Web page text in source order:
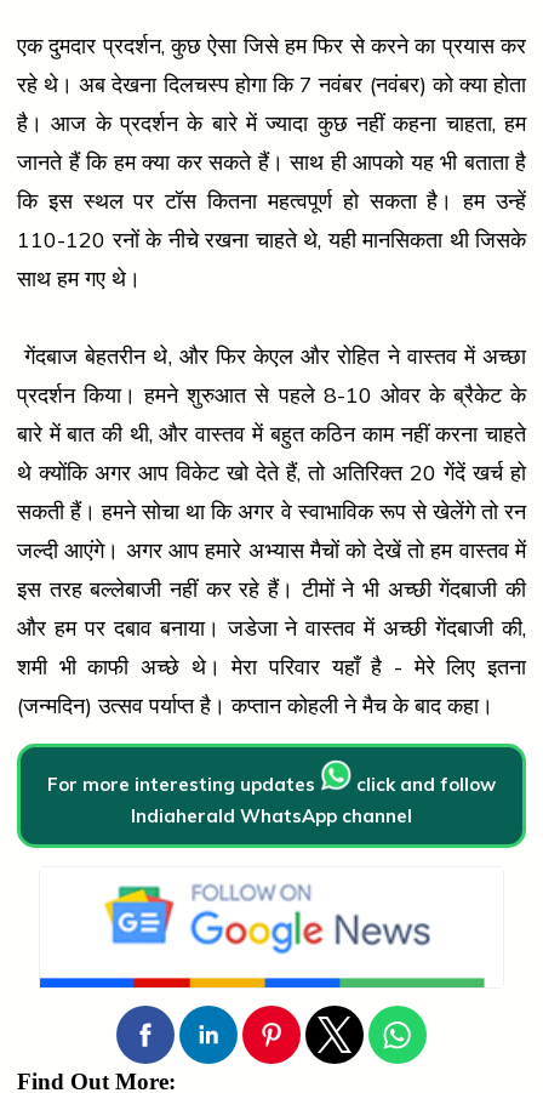
एक दुमदार प्रदर्शन, कुछ ऐसा जिसे हम फिर से करने का प्रयास कर
रहे थे। अब देखना दिलचस्प होगा कि 7 नवंबर (नवंबर) को क्या होता
है। आज के प्रदर्शन के बारे में ज्यादा कुछ नहीं कहना चाहता, हम
जानते हैं कि हम क्या कर सकते हैं। साथ ही आपको यह भी बताता है
कि इस स्थल पर टॉस कितना महत्वपूर्ण हो सकता है। हम उन्हें
110-120 रनों के नीचे रखना चाहते थे, यही मानसिकता थी जिसके
साथ हम गए थे।
गेंदबाज बेहतरीन थे, और फिर केएल और रोहित ने वास्तव में अच्छा
प्रदर्शन किया। हमने शुरुआत से पहले 8-10 ओवर के ब्रैकेट के
बारे में बात की थी, और वास्तव में बहुत कठिन काम नहीं करना चाहते
थे क्योंकि अगर आप विकेट खो देते हैं, तो अतिरिक्त 20 गेंदें खर्च हो
सकती हैं। हमने सोचा था कि अगर वे स्वाभाविक रूप से खेलेंगे तो रन
जल्दी आएंगे। अगर आप हमारे अभ्यास मैचों को देखें तो हम वास्तव में
इस तरह बल्लेबाजी नहीं कर रहे हैं। टीमों ने भी अच्छी गेंदबाजी की
और हम पर दबाव बनाया। जडेजा ने वास्तव में अच्छी गेंदबाजी की,
शमी भी काफी अच्छे थे। मेरा परिवार यहाँ है - मेरे लिए इतना
(जन्मदिन) उत्सव पर्याप्त है। कप्तान कोहली ने मैच के बाद कहा।
For more interesting updates
click and follow
Indiaherald WhatsApp channel
Find Out More: